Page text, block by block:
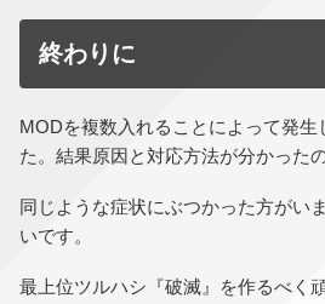
終わりに
MODを複数入れることによって発生
た。結果原因と対応方法が分かった
同じような症状にぶつかった方がい
いです。
最上位ツルハシ『破滅』を作るべく